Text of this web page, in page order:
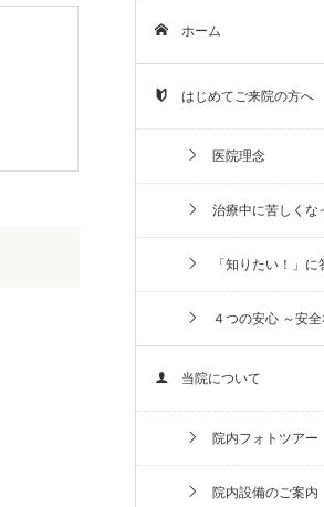
ホーム
はじめてご来院の方へ
医院理念
治療中に苦しくな
「知りたい！」に
４つの安心 ～安全
当院について
院内フォトツアー
院内設備のご案内